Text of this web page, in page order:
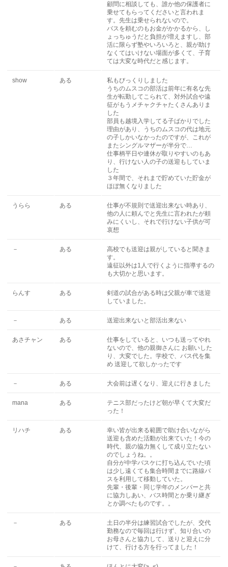
顧問に相談しても、誰か他の保護者に
乗せてもらってくださいと言われま
す。先生は乗せられないので。
バスを頼むのもお金がかかるから、し
ょっちゅうだと負担が増えますし、部
活に限らず塾やいろいろと、親が助け
なくてはいけない場面が多くて、子育
ては大変な時代だと感じます。
show ある
私もびっくりしました
うちのムスコの部活は前年に有名な先
生が転勤してこられて、対外試合や遠
征がもうメチャクチャたくさんありま
した
部員も越境入学してる子ばかりでした
理由があり、うちのムスコの代は地元
の子しかいなかったのですが、これが
またシングルマザーが半分で…
仕事柄平日や連休が取りやすいのもあ
り、行けない人の子の送迎もしていま
した
３年間で、それまで貯めていた貯金が
ほぼ無くなりました
うらら ある
仕事が不規則で送迎出来ない時あり、
他の人に頼んでと先生に言われたが頼
みにくいし、それで行けない子供が可
哀想
－ ある
高校でも送迎は親がしていると聞きま
す。
遠征以外は1人で行くように指導するの
も大切かと思います。
らんす ある
剣道の試合がある時は父親が車で送迎
していました。
－ ある 送迎出来ないと部活出来ない
あさチャン ある
仕事をしていると、いつも送ってやれ
ないので、他の親御さんに お願いした
り、大変でした。学校で、バス代を集
め 送迎して欲しかったです
－ ある 大会前は遅くなり、迎えに行きました
mana ある
テニス部だったけど朝が早くて大変だ
った！
リハチ ある
幸い皆が出来る範囲で助け合いながら
送迎も含めた活動が出来ていた！今の
時代、親の協力無くして成り立たない
のでしょうね。。
自分が中学バスケに打ち込んでいた頃
は少し遠くても集合時間までに路線バ
スを利用して移動していた。
先輩・後輩・同じ学年のメンバーと共
に協力しあい、バス時間とか乗り継ぎ
とか調べたものです。。
－ ある
土日の半分は練習試合でしたが、交代
勤務なので毎回は行けず、知り合いの
お母さんと協力して、送りと迎えに分
けて、行ける方を行ってました！